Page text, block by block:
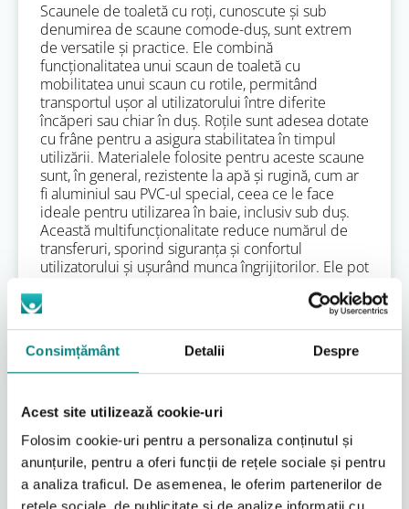
Consimțământ Detalii Despre
Acest site utilizează cookie-uri
Folosim cookie-uri pentru a personaliza conținutul și
anunțurile, pentru a oferi funcții de rețele sociale și pentru
a analiza traficul. De asemenea, le oferim partenerilor de
Scaunele de toaletă cu roți, cunoscute și sub
denumirea de scaune comode-duș, sunt extrem
de versatile și practice. Ele combină
funcționalitatea unui scaun de toaletă cu
mobilitatea unui scaun cu rotile, permitând
transportul ușor al utilizatorului între diferite
încăperi sau chiar în duș. Roțile sunt adesea dotate
cu frâne pentru a asigura stabilitatea în timpul
utilizării. Materialele folosite pentru aceste scaune
sunt, în general, rezistente la apă și rugină, cum ar
fi aluminiul sau PVC-ul special, ceea ce le face
ideale pentru utilizarea în baie, inclusiv sub duș.
Această multifuncționalitate reduce numărul de
transferuri, sporind siguranța și confortul
utilizatorului și ușurând munca îngrijitorilor. Ele pot
înălțător pentru toaletă sau ca scaun de duș,
reprezentând o investiție practică pentru nevoile
complexe de
Scaune de toaletă bariatrice (XXXL):
mare, standardele obișnuite de siguranță și confort
nu sunt suficiente. Scaunele de toaletă bariatrice
sunt special concepute pentru a suporta greutăți
mult mai mari, având cadre ranforsate, șezuturi